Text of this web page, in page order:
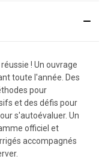
! Un ouvrage
toute l'année. Des
pour
et des défis pour
s'autoévaluer. Un
officiel et
accompagnés